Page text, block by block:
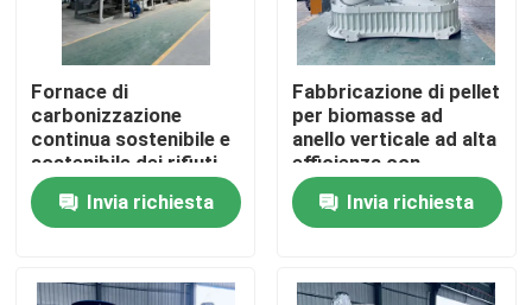
Casa
Fornace di
carbonizzazione
continua sostenibile e
sostenibile dei rifiuti
agricoli, a risparmio
energeticoInvia richiesta
Fabbricazione di pellet
per biomasse ad
anello verticale ad alta
efficienza con
alimentazione
verticale e
progettazione di
Invia richiesta